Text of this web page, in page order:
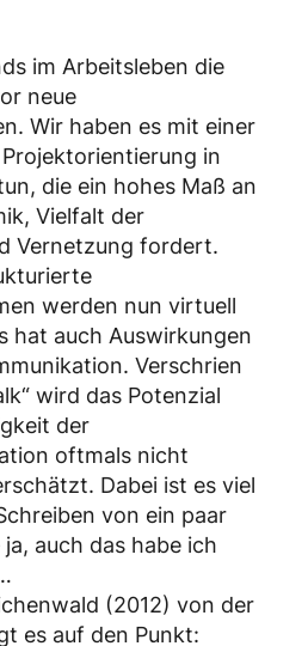
im Arbeitsleben die
neue
Wir haben es mit einer
in
die ein hohes Maß an
Vielfalt der
Vernetzung fordert.
werden nun virtuell
hat auch Auswirkungen
Verschrien
wird das Potenzial
der
oftmals nicht
Dabei ist es viel
von ein paar
ja, auch das habe ich
(2012) von der
es auf den Punkt: